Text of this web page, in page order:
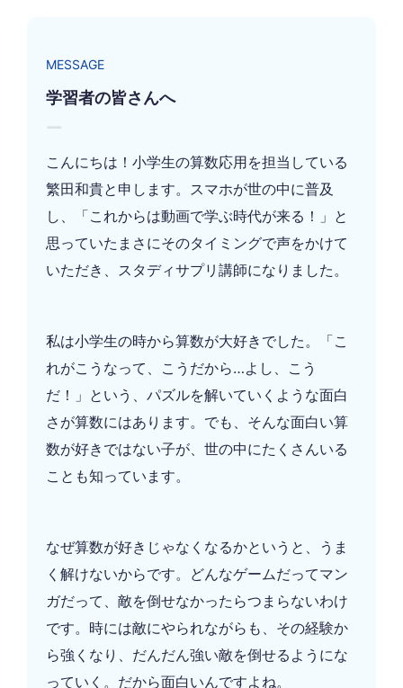
MESSAGE
学習者の皆さんへ
ー
こんにちは！小学生の算数応用を担当している
繁田和貴と申します。スマホが世の中に普及
し、「これからは動画で学ぶ時代が来る！」と
思っていたまさにそのタイミングで声をかけて
いただき、スタディサプリ講師になりました。
私は小学生の時から算数が大好きでした。「こ
れがこうなって、こうだから…よし、こう
だ！」という、パズルを解いていくような面白
さが算数にはあります。でも、そんな面白い算
数が好きではない子が、世の中にたくさんいる
ことも知っています。
なぜ算数が好きじゃなくなるかというと、うま
く解けないからです。どんなゲームだってマン
ガだって、敵を倒せなかったらつまらないわけ
です。時には敵にやられながらも、その経験か
ら強くなり、だんだん強い敵を倒せるようにな
っていく。だから面白いんですよね。